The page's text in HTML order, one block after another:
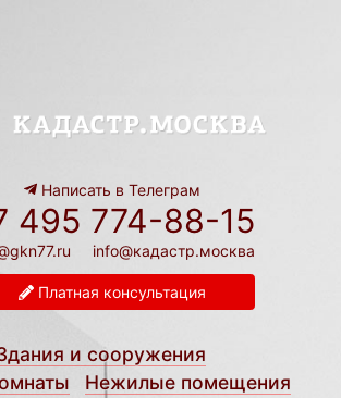
Написать в Телеграм
495 774-88-15
info@кадастр.москва
Платная консультация
и сооружения
Нежилые помещения